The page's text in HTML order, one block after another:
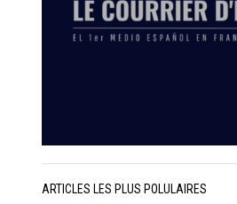
ARTICLES LES PLUS POLULAIRES